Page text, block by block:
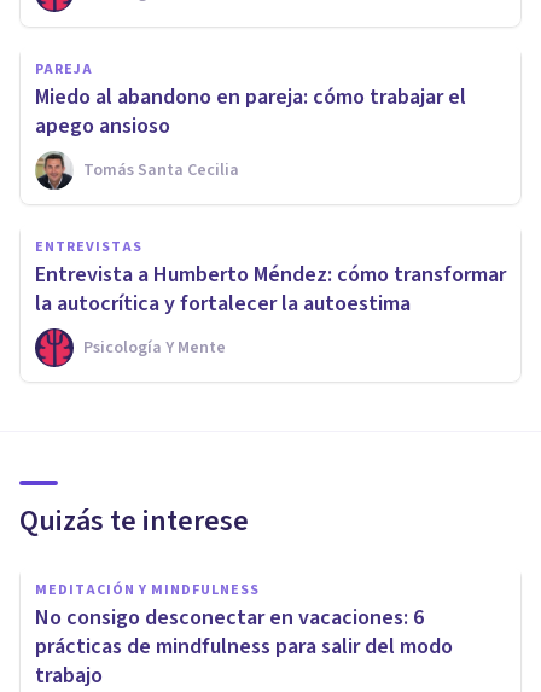
PAREJA
Miedo al abandono en pareja: cómo trabajar el
apego ansioso
Tomás Santa Cecilia
ENTREVISTAS
Entrevista a Humberto Méndez: cómo transformar
la autocrítica y fortalecer la autoestima
Psicología Y Mente
Quizás te interese
MEDITACIÓN Y MINDFULNESS
No consigo desconectar en vacaciones: 6
prácticas de mindfulness para salir del modo
trabajo